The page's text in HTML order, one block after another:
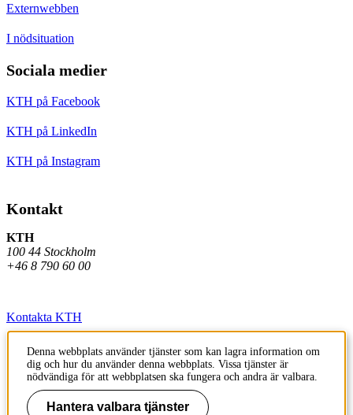
Externwebben
I nödsituation
Sociala medier
KTH på Facebook
KTH på LinkedIn
KTH på Instagram
Kontakt
KTH
100 44 Stockholm
+46 8 790 60 00
Kontakta KTH
Jobba på KTH
Press och media
Faktura och betalning KTH
Denna webbplats använder tjänster som kan lagra information om
dig och hur du använder denna webbplats. Vissa tjänster är
nödvändiga för att webbplatsen ska fungera och andra är valbara.
Hantera valbara tjänster